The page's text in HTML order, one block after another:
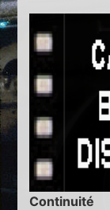
Continuité